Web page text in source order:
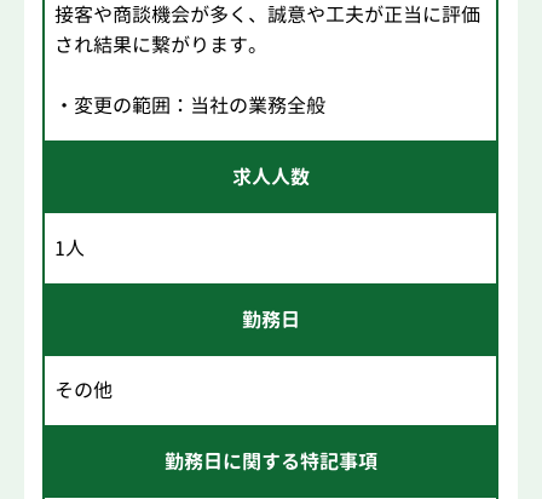
接客や商談機会が多く、誠意や工夫が正当に評価
され結果に繋がります。
・変更の範囲：当社の業務全般
求人人数
1人
勤務日
その他
勤務日に関する特記事項